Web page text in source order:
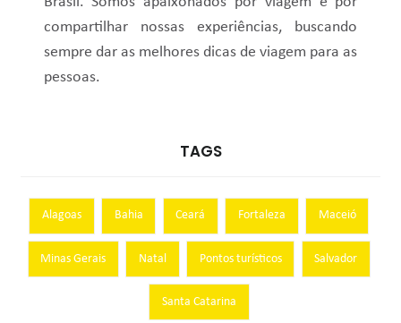
compartilhar nossas experiências, buscando
sempre dar as melhores dicas de viagem para as
pessoas.
TAGS
Alagoas Bahia Ceará Fortaleza Maceió
Minas Gerais Natal Pontos turísticos Salvador
Santa Catarina